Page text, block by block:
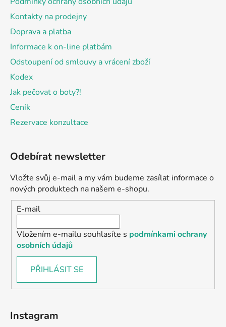
Kontakty na prodejny
Doprava a platba
Informace k on-line platbám
Odstoupení od smlouvy a vrácení zboží
Kodex
Jak pečovat o boty?!
Ceník
Rezervace konzultace
Odebírat newsletter
Vložte svůj e-mail a my vám budeme zasílat informace o
nových produktech na našem e-shopu.
E-mail
Vložením e-mailu souhlasíte s podmínkami ochrany
osobních údajů
PŘIHLÁSIT SE
Instagram